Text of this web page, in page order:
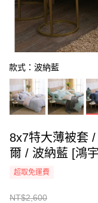
款式：波納藍
8x7特大薄被套
爾 / 波納藍 [鴻
超取免運費
NT$2,600